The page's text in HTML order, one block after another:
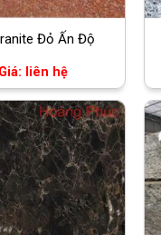
Đỏ Ấn Độ
Giá: liên hệ